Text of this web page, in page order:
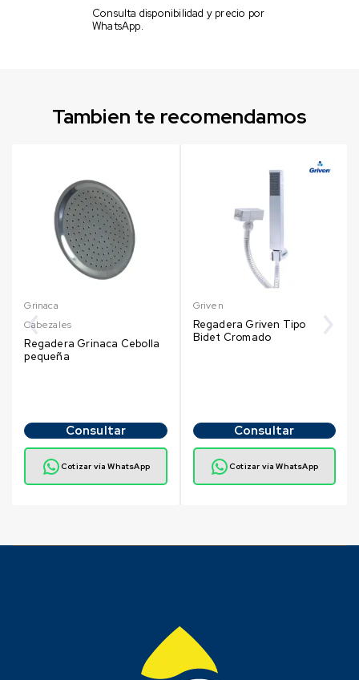
Consulta disponibilidad y precio por
WhatsApp.
Tambien te recomendamos
Grinaca
Cabezales
Regadera Grinaca Cebolla
pequeña
Consultar
Cotizar vía WhatsApp
Griven
Regadera Griven Tipo
Bidet Cromado
Consultar
Cotizar vía WhatsApp